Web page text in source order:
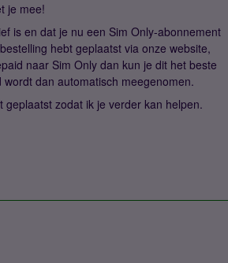
je mee!
is en dat je nu een Sim Only-abonnement
hebt geplaatst via onze website,
naar Sim Only dan kun je dit het beste
dan automatisch meegenomen.
zodat ik je verder kan helpen.